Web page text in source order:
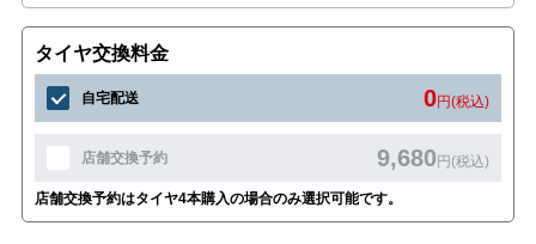
タイヤ交換料金
自宅配送 0円(税込)
店舗交換予約 9,680円(税込)
店舗交換予約はタイヤ4本購入の場合のみ選択可能です。